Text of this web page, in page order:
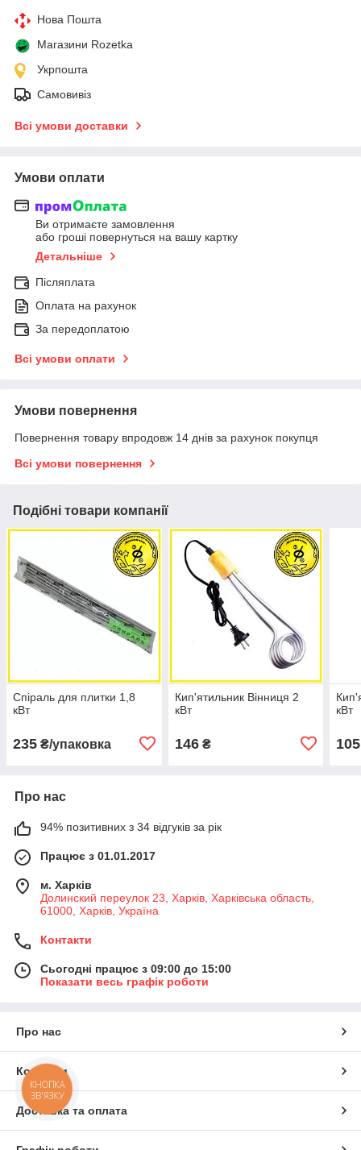
Нова Пошта
Магазини Rozetka
Укрпошта
Самовивіз
Всі умови доставки
Умови оплати
Ви отримаєте замовлення
або гроші повернуться на вашу картку
Детальніше
Післяплата
Оплата на рахунок
За передоплатою
Всі умови оплати
Умови повернення
Повернення товару впродовж 14 днів за рахунок покупця
Всі умови повернення
Подібні товари компанії
Спіраль для плитки 1,8
кВт
235 ₴/упаковка
Кип'ятильник Вінниця 2
кВт
146₴
кВт
105
Про нас
94% позитивних з 34 відгуків за рік
Працює з 01.01.2017
м. Харків
Долинский переулок 23, Харків, Харківська область,
61000, Харків, Україна
Контакти
Сьогодні працює з 09:00 до 15:00
Показати весь графік роботи
Про нас
Контакти
Доставка та оплата
КНОПКА
ЗВ'ЯЗКУ